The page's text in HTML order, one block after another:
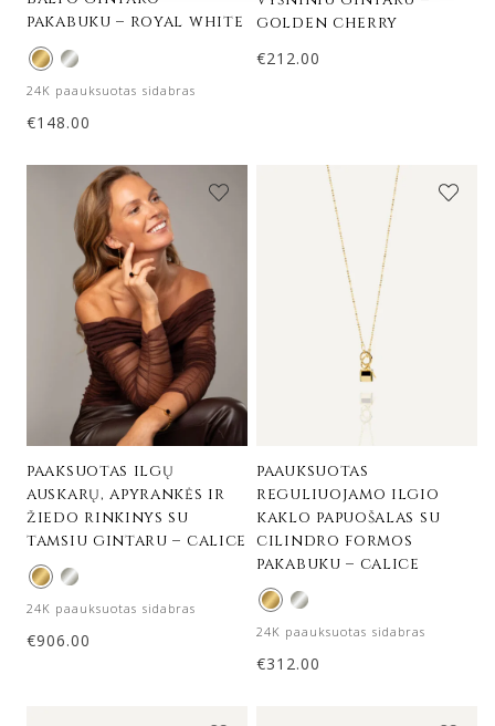
pakabuku – royal white
24K paauksuotas sidabras
€148.00
golden cherry
€212.00
paaksuotas ilgų
auskarų, apyrankės ir
žiedo rinkinys su
tamsiu gintaru – calice
24K paauksuotas sidabras
€906.00
paauksuotas
reguliuojamo ilgio
kaklo papuošalas su
cilindro formos
pakabuku – calice
24K paauksuotas sidabras
€312.00